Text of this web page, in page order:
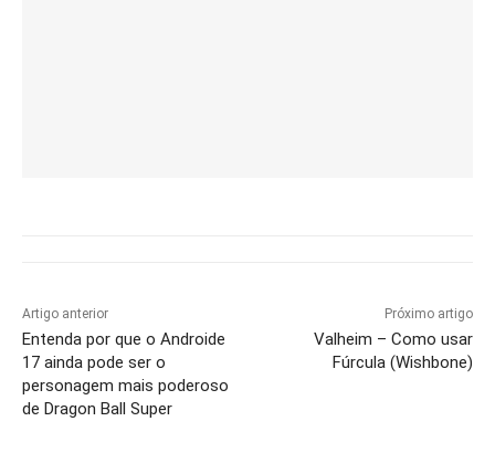
Artigo anterior
Entenda por que o Androide
17 ainda pode ser o
personagem mais poderoso
de Dragon Ball Super
Próximo artigo
Valheim – Como usar
Fúrcula (Wishbone)